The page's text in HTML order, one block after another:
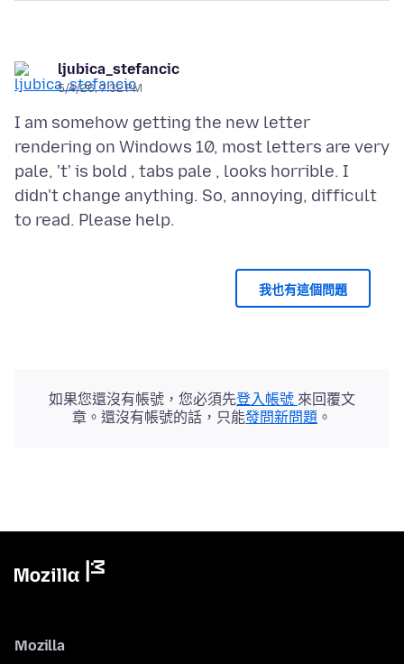
ljubica_stefancic
5/4/26, 7:32 PM
I am somehow getting the new letter
rendering on Windows 10, most letters are very
pale, 't' is bold , tabs pale , looks horrible. I
didn't change anything. So, annoying, difficult
我也有這個問題
如果您還沒有帳號，您必須先登入帳號 來回覆文
章。還沒有帳號的話，只能發問新問題 。
Mozilla